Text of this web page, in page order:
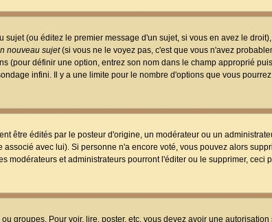
(ou éditez le premier message d'un sujet, si vous en avez le
nouveau sujet(si vous ne le voyez pas, c'est que vous n'avez
(pour définir une option, entrez son nom dans le champ approprié
infini. Il y a une limite pour le nombre d'options que vous
être édités par le posteur d'origine, un modérateur ou un
avec lui). Si personne n'a encore voté, vous pouvez alors
modérateurs et administrateurs pourront l'éditer ou le supprimer, ceci
groupes. Pour voir, lire, poster, etc. vous devez avoir une